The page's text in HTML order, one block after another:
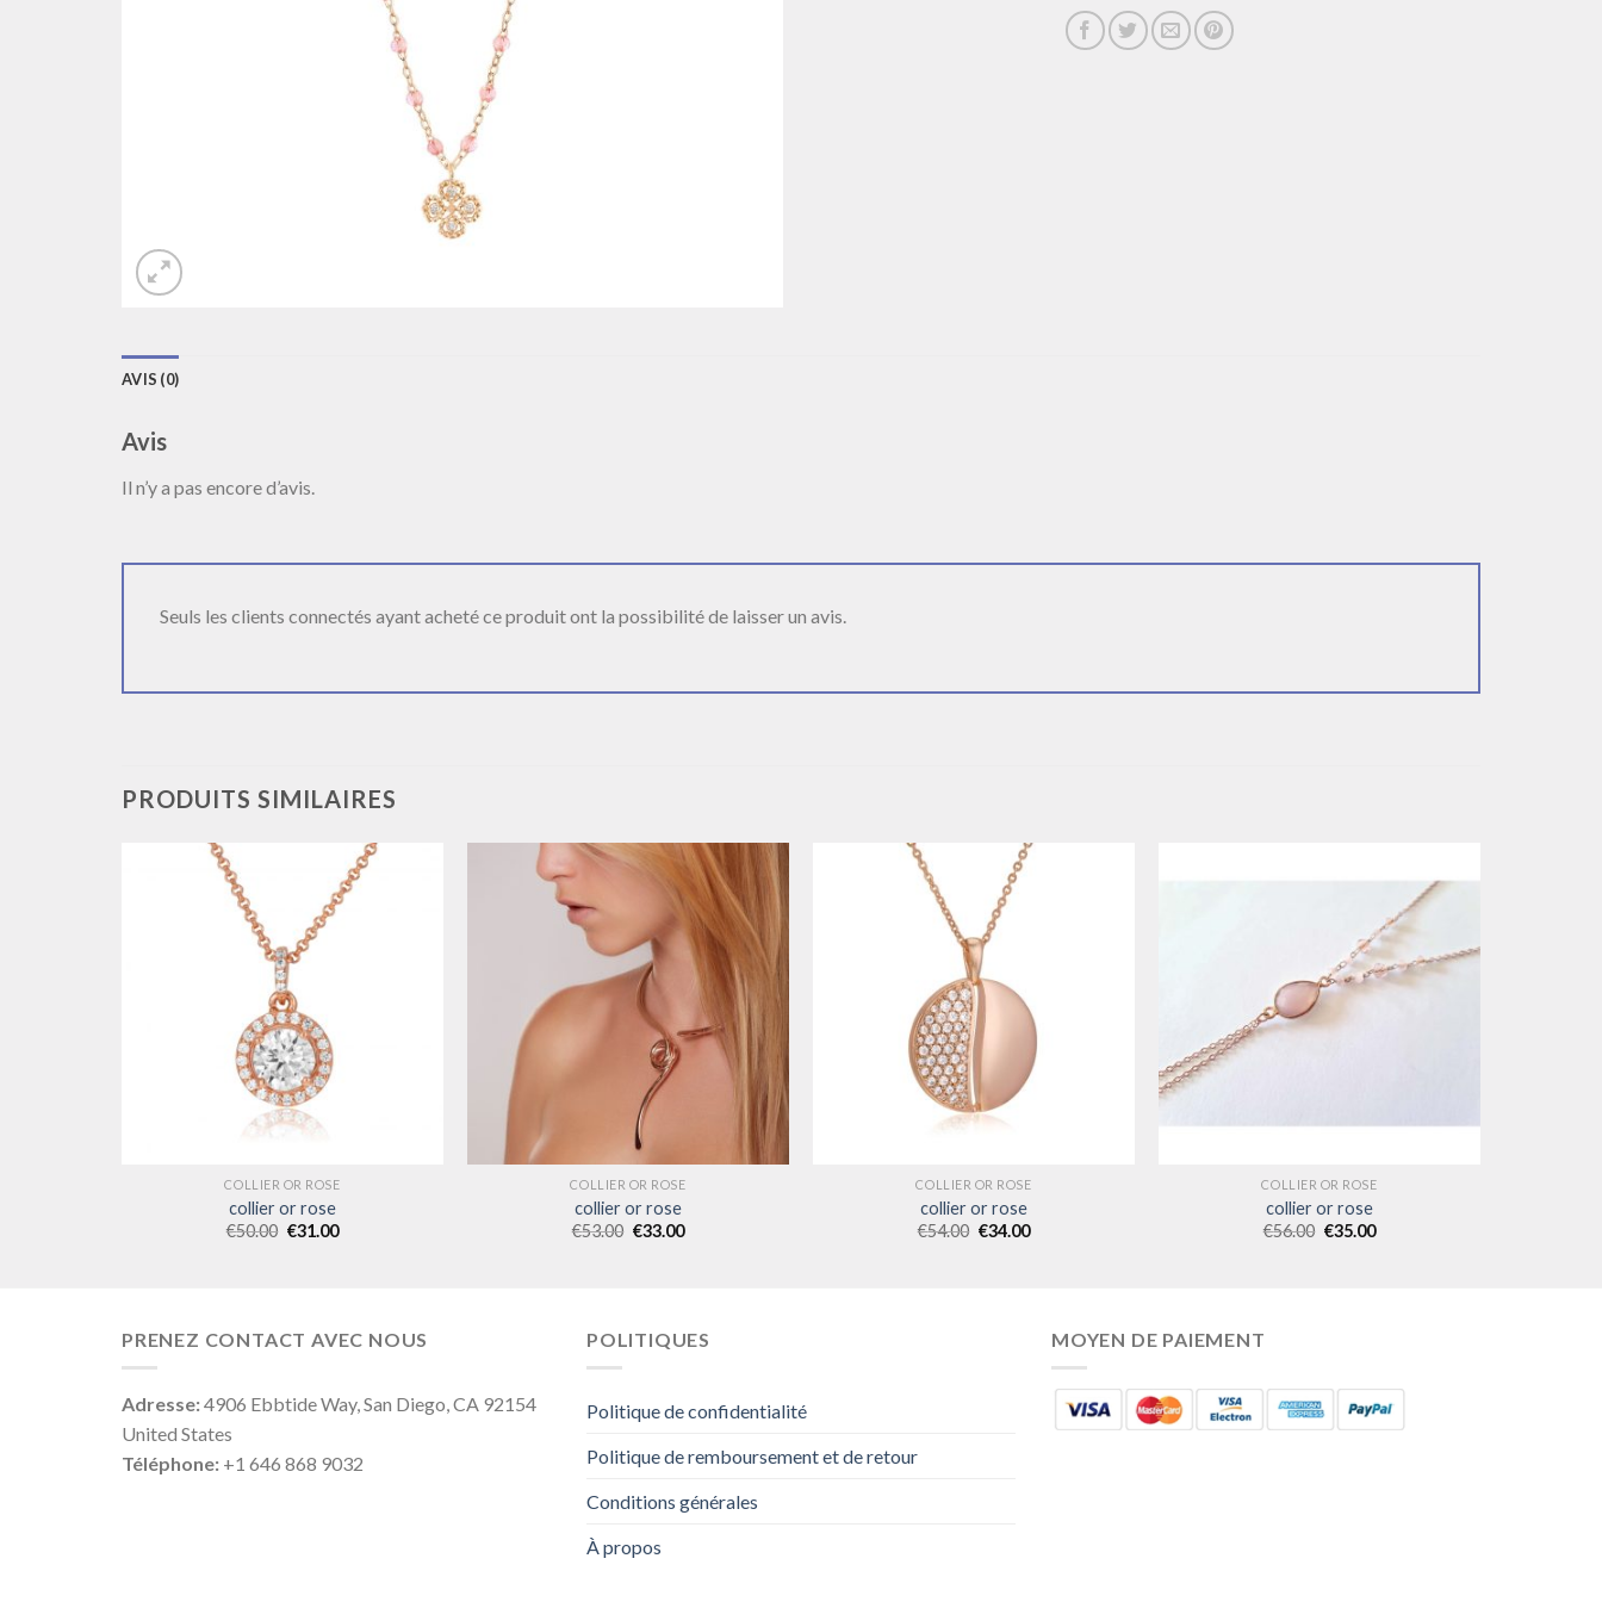
AVIS (0)
Avis
Il n’y a pas encore d’avis.
Seuls les clients connectés ayant acheté ce produit ont la possibilité de laisser un avis.
PRODUITS SIMILAIRES
COLLIER OR ROSE
collier or rose
€50.00 €31.00
COLLIER OR ROSE
collier or rose
€53.00 €33.00
COLLIER OR ROSE
collier or rose
€54.00 €34.00
COLLIER OR ROSE
collier or rose
€56.00 €35.00
PRENEZ CONTACT AVEC NOUS
Adresse:4906 Ebbtide Way, San Diego, CA 92154
United States
Téléphone: +1 646 868 9032
POLITIQUES
Politique de confidentialité
Politique de remboursement et de retour
Conditions générales
À propos
MOYEN DE PAIEMENT